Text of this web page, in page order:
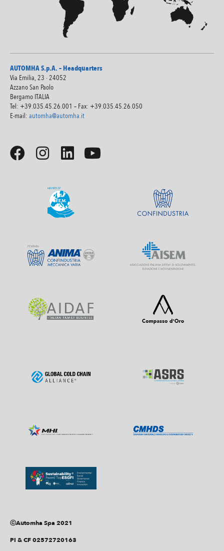
AUTOMHA S.p.A. – Headquarters
Via Emilia, 23 · 24052
Azzano San Paolo
Bergamo ITALIA
Tel: +39.035.45.26.001 – Fax: +39.035.45.26.050
E-mail: automha@automha.it
ⓒAutomha Spa 2021
PI & CF 02572720163